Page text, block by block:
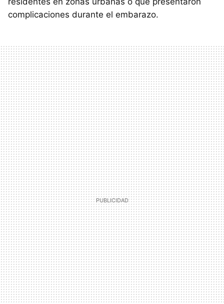
complicaciones durante el embarazo.